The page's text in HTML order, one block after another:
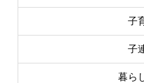
子
子
暮ら